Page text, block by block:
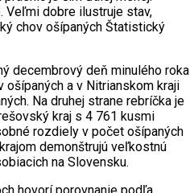
Veľmi dobre ilustruje stav,
chov ošípaných Štatistický
decembrový deň minulého roka
a v Nitrianskom kraji
Na druhej strane rebríčka je
kraj s 4 761 kusmi
rozdiely v počet ošípaných
demonštrujú veľkostnú
na Slovensku.
hovorí porovnanie podľa